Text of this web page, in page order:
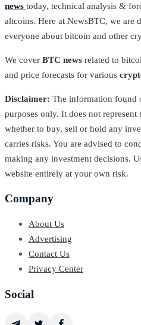
news today, technical analysis &
altcoins. Here at NewsBTC, we are
everyone about bitcoin and other
We cover BTC news related to
and price forecasts for various
Disclaimer: The information found
purposes only. It does not
whether to buy, sell or hold any
carries risks. You are advised to
making any investment decisions.
website entirely at your own risk.
Company
About Us
Advertising
Contact Us
Privacy Center
Social